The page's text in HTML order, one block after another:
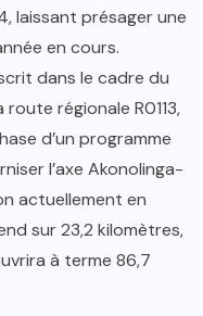
laissant présager une
en cours.
dans le cadre du
régionale R0113,
d’un programme
l’axe Akonolinga-
actuellement en
sur 23,2 kilomètres,
à terme 86,7